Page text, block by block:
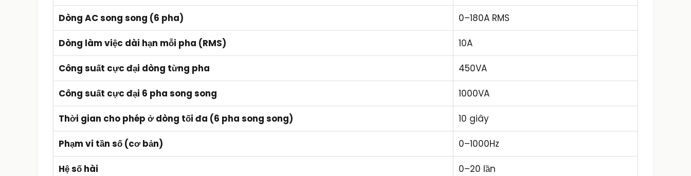
Dòng AC song song (6 pha) 0–180A RMS
Dòng làm việc dài hạn mỗi pha (RMS) 10A
Công suất cực đại dòng từng pha 450VA
Công suất cực đại 6 pha song song 1000VA
Thời gian cho phép ở dòng tối đa (6 pha song song) 10 giây
Phạm vi tần số (cơ bản) 0–1000Hz
Hệ số hài 0–20 lần